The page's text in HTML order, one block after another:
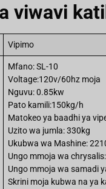
viwavi
Vipimo
Mfano: SL-10
Voltage:120v/60hz moja
Nguvu: 0.85kw
Pato kamili:150kg/h
Matokeo ya baadhi ya
Uzito wa jumla: 330kg
Ukubwa wa Mashine:
Ungo mmoja wa
Ungo mmoja wa samadi
Skrini moja kubwa na ya